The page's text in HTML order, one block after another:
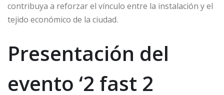
contribuya a reforzar el vínculo entre la instalación y el
tejido económico de la ciudad.
Presentación del
evento ‘2 fast 2